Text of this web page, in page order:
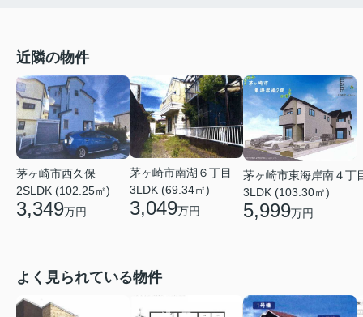
近隣の物件
茅ヶ崎市西久保
2SLDK (102.25㎡)
3,349万円
茅ヶ崎市南湖６丁目
3LDK (69.34㎡)
3,049万円
茅ヶ崎市東海岸南４丁
3LDK (103.30㎡)
5,999万円
よく見られている物件